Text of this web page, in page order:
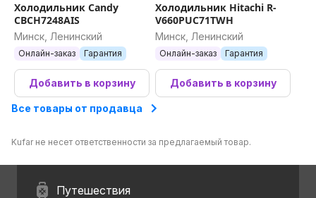
Холодильник Candy
CBCH7248AIS
Минск, Ленинский
Онлайн-заказ Гарантия
Добавить в корзину
Холодильник Hitachi R-
V660PUC71TWH
Минск, Ленинский
Онлайн-заказ Гарантия
Добавить в корзину
Все товары от продавца
Kufar не несет ответственности за предлагаемый товар.
Путешествия